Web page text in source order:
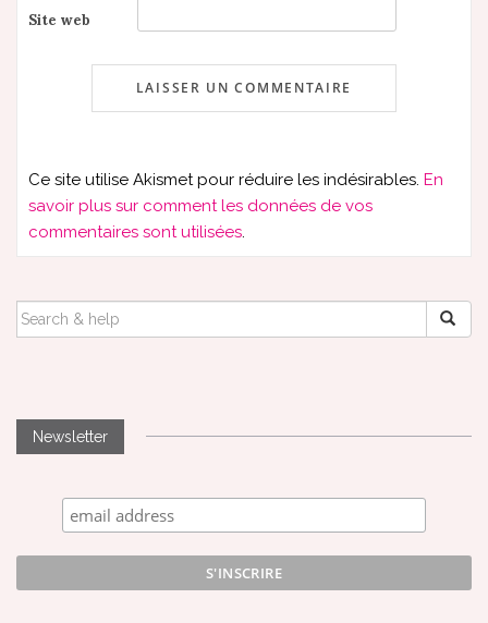
Site web
Ce site utilise Akismet pour réduire les indésirables. En
savoir plus sur comment les données de vos
commentaires sont utilisées.
SEARCH
FOR:
Newsletter